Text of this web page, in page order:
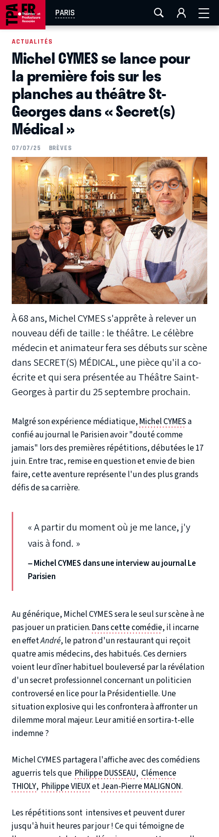
PARIS
AIX-MARSEILLE LA ROCHELLE
EN TOURNÉE
ACTUALITÉS
Michel CYMES se lance pour
la première fois sur les
planches au théâtre St-
Georges dans « Secret(s)
Médical »
07/07/25 BRÈVES
À 68 ans, Michel CYMES s'apprête à relever un
nouveau défi de taille : le théâtre. Le célèbre
médecin et animateur fera ses débuts sur scène
dans SECRET(S) MÉDICAL, une pièce qu'il a co-
écrite et qui sera présentée au Théâtre Saint-
Georges à partir du 25 septembre prochain.
Malgré son expérience médiatique, Michel CYMESa
confié au journal le Parisien avoir "douté comme
jamais" lors des premières répétitions, débutées le 17
juin. Entre trac, remise en question et envie de bien
faire, cette aventure représente l'un des plus grands
défis de sa carrière.
« A partir du moment où je me lance, j'y
vais à fond. »
–Michel CYMES dans une interview au journal Le
Parisien
Au générique, Michel CYMES sera le seul sur scène à ne
pas jouer un praticien. Dans cette comédie, il incarne
en effetAndré, le patron d'un restaurant qui reçoit
quatre amis médecins, des habitués. Ces derniers
voient leur dîner habituel bouleversé par la révélation
d'un secret professionnel concernant un politicien
controversé en lice pour la Présidentielle. Une
situation explosive qui les confrontera à affronter un
dilemme moral majeur. Leur amitié en sortira-t-elle
indemne ?
Michel CYMES partagera l'affiche avec des comédiens
aguerris tels que Philippe DUSSEAU, Clémence
THIOLY, Philippe VIEUXetJean-Pierre MALIGNON.
Les répétitions sont intensives et peuvent durer
jusqu'à huit heures par jour ! Ce qui témoigne de